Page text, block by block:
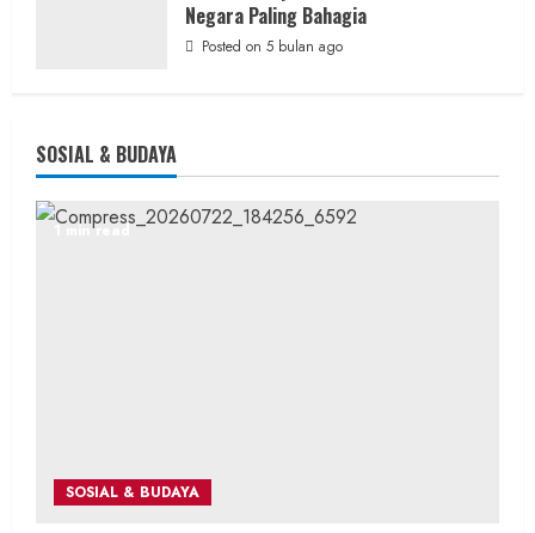
Negara Paling Bahagia
Posted on 5 bulan ago
SOSIAL & BUDAYA
1 min read
SOSIAL & BUDAYA